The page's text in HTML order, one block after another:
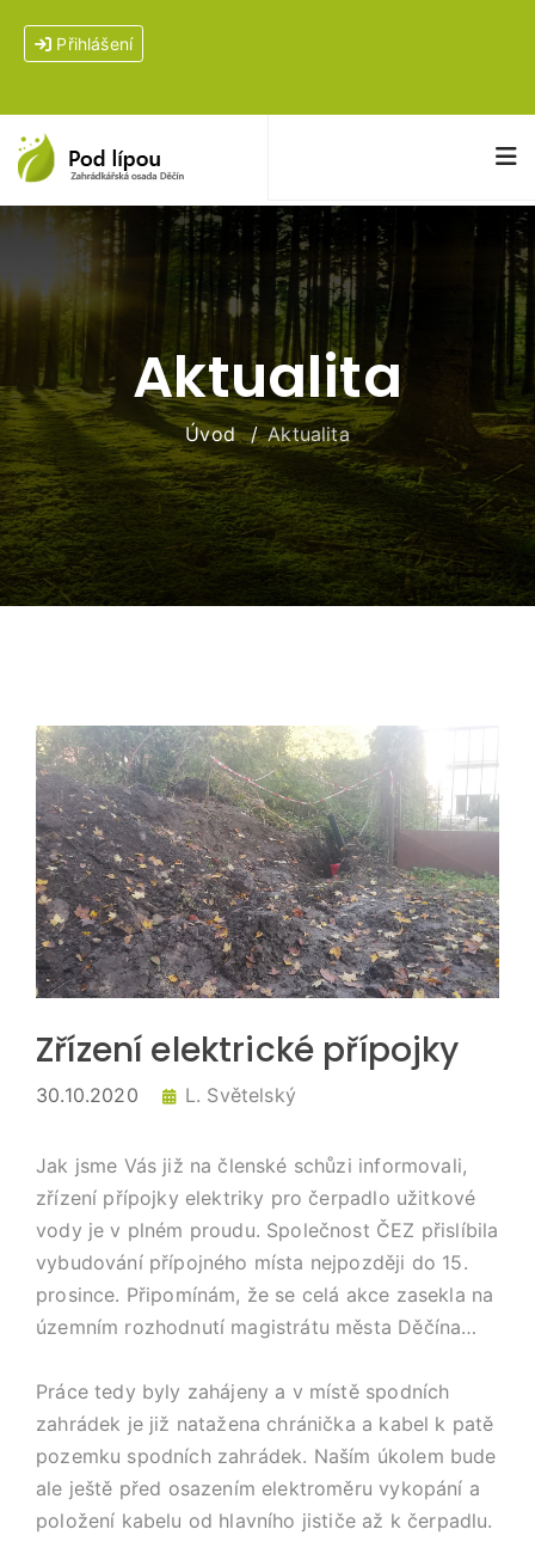
Přihlášení
Aktualita
Úvod Aktualita
Zřízení elektrické přípojky
30.10.2020 L. Světelský
Jak jsme Vás již na členské schůzi informovali,
zřízení přípojky elektriky pro čerpadlo užitkové
vody je v plném proudu. Společnost ČEZ přislíbila
vybudování přípojného místa nejpozději do 15.
prosince. Připomínám, že se celá akce zasekla na
územním rozhodnutí magistrátu města Děčína…
Práce tedy byly zahájeny a v místě spodních
zahrádek je již natažena chránička a kabel k patě
pozemku spodních zahrádek. Naším úkolem bude
ale ještě před osazením elektroměru vykopání a
položení kabelu od hlavního jističe až k čerpadlu.